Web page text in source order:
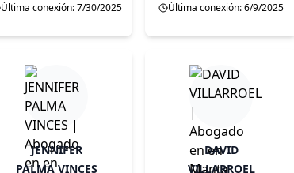
Última conexión: 7/30/2025 Última conexión: 6/9/2025
JENNIFER
PALMA VINCES
DAVID
VILLARROEL